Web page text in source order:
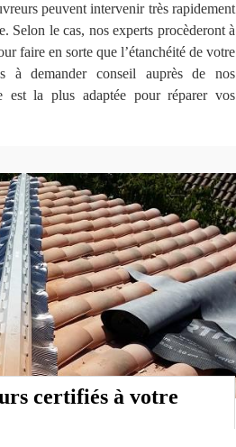
peuvent intervenir très rapidement
Selon le cas, nos experts procèderont à
faire en sorte que l’étanchéité de votre
à demander conseil auprès de nos
est la plus adaptée pour réparer vos
certifiés à votre